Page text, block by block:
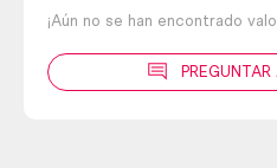
¡Aún no se han encontrado